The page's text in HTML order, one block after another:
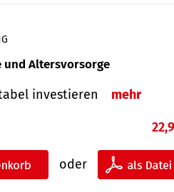
und Altersvorsorge
investieren mehr
oder